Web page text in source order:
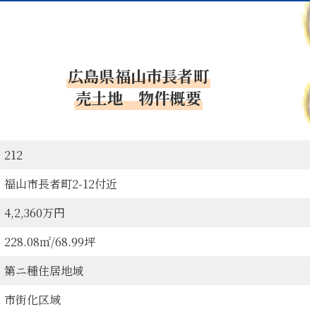
、その利用目的の達成に必要な範囲内で、正確かつ最新の内
に関する業務の全部及び一部を委託する場合は、委託先と個
要かつ適切な監督を行います。
い限り、業務委託先以外の第三者にお客様等の個人情報を開
た場合
利、財産、サービス等を保護するために必要と認められる
の取り扱いにあたって、不当なアクセス、漏洩、滅失、毀損
し、本人から自己情報の開示、訂正、削除、または利用もし
速やかに対応いたします。
を行います。
広島県福山市長者町
売土地 物件概要
212
福山市長者町2-12付近
4,2,360万円
228.08㎡/68.99坪
第ニ種住居地域
市街化区域